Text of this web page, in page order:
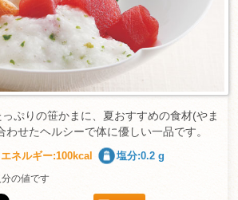
ぷりの笹かまに、夏おすすめの食材(やま
せたヘルシーで体に優しい一品です。
エネルギー:100kcal 塩分:0.2 g
の値です